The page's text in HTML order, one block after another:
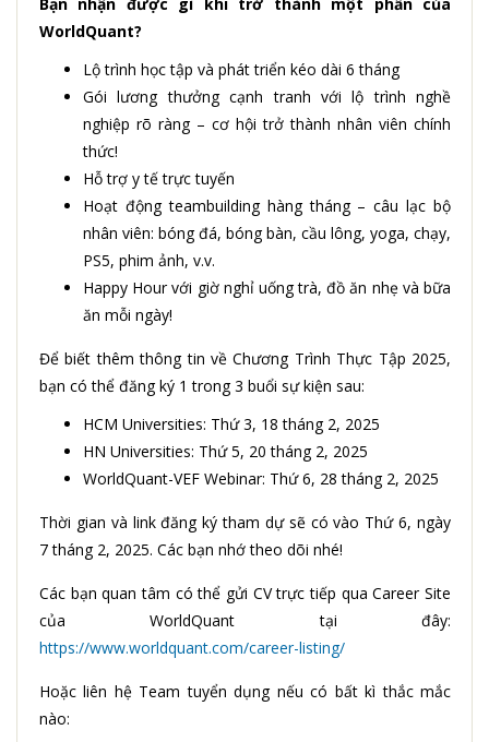
WorldQuant?
Lộ trình học tập và phát triển kéo dài 6 tháng
Gói lương thưởng cạnh tranh với lộ trình nghề
nghiệp rõ ràng – cơ hội trở thành nhân viên chính
thức!
Hỗ trợ y tế trực tuyến
Hoạt động teambuilding hàng tháng – câu lạc bộ
nhân viên: bóng đá, bóng bàn, cầu lông, yoga, chạy,
PS5, phim ảnh, v.v.
Happy Hour với giờ nghỉ uống trà, đồ ăn nhẹ và bữa
ăn mỗi ngày!
Để biết thêm thông tin về Chương Trình Thực Tập 2025,
bạn có thể đăng ký 1 trong 3 buổi sự kiện sau:
HCM Universities: Thứ 3, 18 tháng 2, 2025
HN Universities: Thứ 5, 20 tháng 2, 2025
WorldQuant-VEF Webinar: Thứ 6, 28 tháng 2, 2025
Thời gian và link đăng ký tham dự sẽ có vào Thứ 6, ngày
7 tháng 2, 2025. Các bạn nhớ theo dõi nhé!
Các bạn quan tâm có thể gửi CV trực tiếp qua Career Site
của WorldQuant tại đây:
https://www.worldquant.com/career-listing/
Hoặc liên hệ Team tuyển dụng nếu có bất kì thắc mắc
nào: